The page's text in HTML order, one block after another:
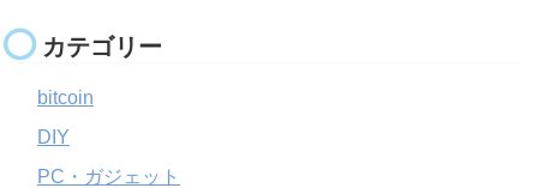
カテゴリー
bitcoin
DIY
PC・ガジェット